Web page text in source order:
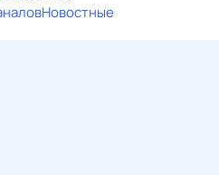
Новостные